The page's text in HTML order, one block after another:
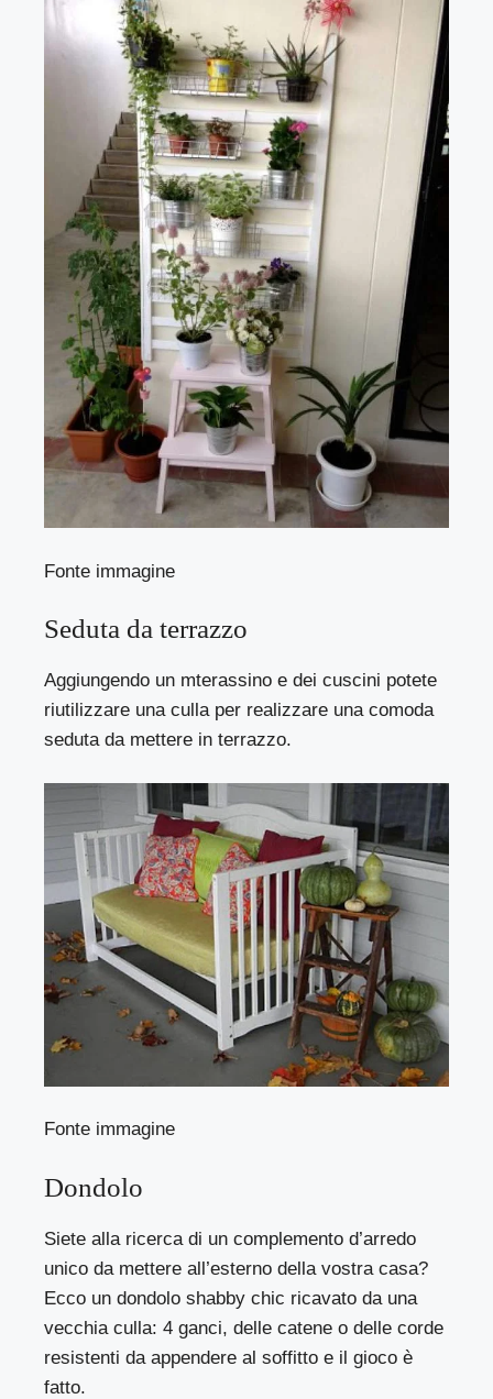
Fonte immagine
Seduta da terrazzo
Aggiungendo un mterassino e dei cuscini potete
riutilizzare una culla per realizzare una comoda
seduta da mettere in terrazzo.
Fonte immagine
Dondolo
Siete alla ricerca di un complemento d’arredo
unico da mettere all’esterno della vostra casa?
Ecco un dondolo shabby chic ricavato da una
vecchia culla: 4 ganci, delle catene o delle corde
resistenti da appendere al soffitto e il gioco è
fatto.